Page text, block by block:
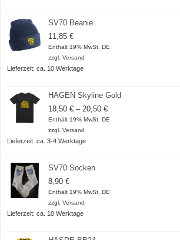
SV70 Beanie
11,85€
Enthält 19% MwSt. DE
zzgl.Versand
Lieferzeit: ca. 10 Werktage
HAGEN Skyline Gold
18,50€ – 20,50€Preisspanne:
18,50 €
Enthält 19% MwSt. DE
zzgl.Versand
Lieferzeit: ca. 3-4 Werktage
SV70 Socken
8,90€
Enthält 19% MwSt. DE
zzgl.Versand
Lieferzeit: ca. 10 Werktage